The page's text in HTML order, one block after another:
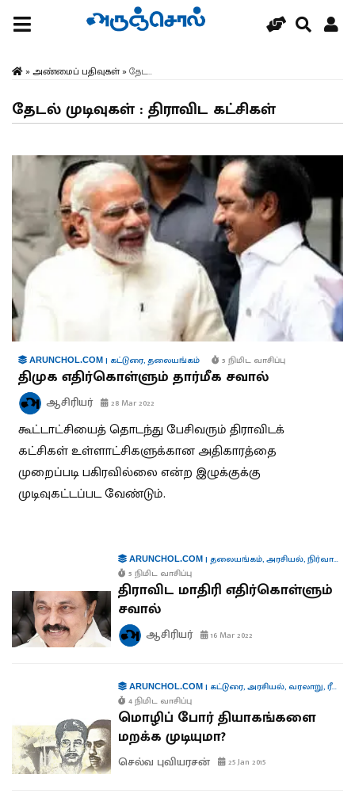
» அண்மைப் பதிவுகள்» தேட...
தேடல் முடிவுகள் : திராவிட கட்சிகள்
ARUNCHOL.COM | கட்டுரை,தலையங்கம் 5 நிமிட வாசிப்பு
திமுக எதிர்கொள்ளும் தார்மீக சவால்
ஆசிரியர் 28 Mar 2022
கூட்டாட்சியைத் தொடந்து பேசிவரும் திராவிடக்
கட்சிகள் உள்ளாட்சிகளுக்கான அதிகாரத்தை
முறைப்படி பகிரவில்லை என்ற இழுக்குக்கு
முடிவுகட்டப்பட வேண்டும்.
ARUNCHOL.COM| தலையங்கம்,அரசியல்,நிர்வாகம்
5 நிமிட வாசிப்பு
திராவிட மாதிரி எதிர்கொள்ளும்
சவால்
ஆசிரியர் 16 Mar 2022
ARUNCHOL.COM| கட்டுரை,அரசியல், வரலாறு,ரீவைண்ட்
4 நிமிட வாசிப்பு
மொழிப் போர் தியாகங்களை
மறக்க முடியுமா?
செல்வ புவியரசன் 25 Jan 2015